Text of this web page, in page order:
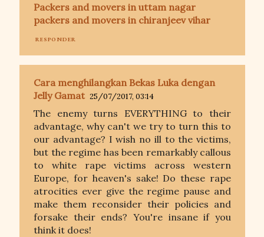
Packers and movers in uttam nagar
packers and movers in chiranjeev vihar
RESPONDER
Cara menghilangkan Bekas Luka dengan
Jelly Gamat 25/07/2017, 03:14
The enemy turns EVERYTHING to their
advantage, why can't we try to turn this to
our advantage? I wish no ill to the victims,
but the regime has been remarkably callous
to white rape victims across western
Europe, for heaven's sake! Do these rape
atrocities ever give the regime pause and
make them reconsider their policies and
forsake their ends? You're insane if you
think it does!